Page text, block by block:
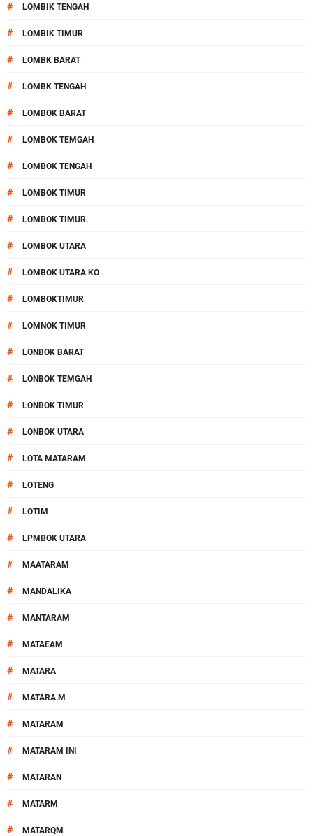
# LOMBIK TENGAH
# LOMBIK TIMUR
# LOMBK BARAT
# LOMBK TENGAH
# LOMBOK BARAT
# LOMBOK TEMGAH
# LOMBOK TENGAH
# LOMBOK TIMUR
# LOMBOK TIMUR.
# LOMBOK UTARA
# LOMBOK UTARA KO
# LOMBOKTIMUR
# LOMNOK TIMUR
# LONBOK BARAT
# LONBOK TEMGAH
# LONBOK TIMUR
# LONBOK UTARA
# LOTA MATARAM
# LOTENG
# LOTIM
# LPMBOK UTARA
# MAATARAM
# MANDALIKA
# MANTARAM
# MATAEAM
# MATARA
# MATARA.M
# MATARAM
# MATARAM INI
# MATARAN
# MATARM
# MATARQM